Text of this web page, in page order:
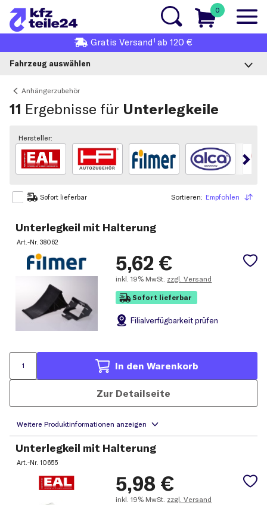
0
Gratis Versand1 ab 120 €
Fahrzeug auswählen
Anhängerzubehör
11 Ergebnisse für Unterlegkeile
Hersteller:
Sofort lieferbar Empfohlen
Sortieren
Unterlegkeil mit Halterung
Art.-Nr.38062
5,62 €
inkl. 19% MwSt. zzgl. Versand
Sofort lieferbar
Filialverfügbarkeit prüfen
In den Warenkorb
Zur Detailseite
Unterlegkeil mit Halterung
Art.-Nr.10655
5,98 €
inkl. 19% MwSt. zzgl. Versand